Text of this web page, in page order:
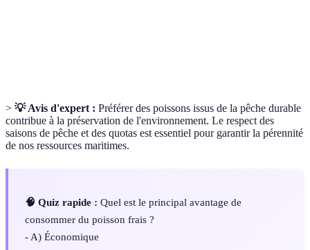
> 💡 Avis d'expert : Préférer des poissons issus de la pêche durable
contribue à la préservation de l'environnement. Le respect des
saisons de pêche et des quotas est essentiel pour garantir la pérennité
de nos ressources maritimes.
🧠 Quiz rapide : Quel est le principal avantage de
consommer du poisson frais ?
- A) Économique